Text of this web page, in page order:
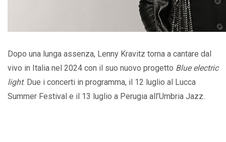
Dopo una lunga assenza, Lenny Kravitz torna a cantare dal
vivo in Italia nel 2024 con il suo nuovo progetto Blue electric
light. Due i concerti in programma, il 12 luglio al Lucca
Summer Festival e il 13 luglio a Perugia all’Umbria Jazz.